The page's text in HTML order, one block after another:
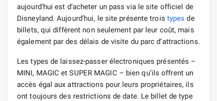
aujourd’hui est d’acheter un pass via le site officiel de
Disneyland. Aujourd’hui, le site présente trois types de
billets, qui diffèrent non seulement par leur coût, mais
également par des délais de visite du parc d’attractions.
Les types de laissez-passer électroniques présentés –
MINI, MAGIC et SUPER MAGIC – bien qu’ils offrent un
accès égal aux attractions pour leurs propriétaires, ils
ont toujours des restrictions de date. Le billet de type